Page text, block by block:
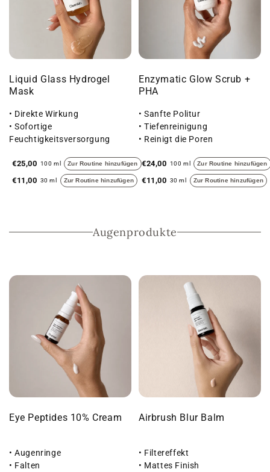
Liquid Glass Hydrogel
Mask
• Direkte Wirkung
• Sofortige
Feuchtigkeitsversorgung
€25,00 100 ml Zur Routine hinzufügen
€11,00 30 ml Zur Routine hinzufügen
Enzymatic Glow Scrub +
PHA
• Sanfte Politur
• Tiefenreinigung
• Reinigt die Poren
€24,00 100 ml Zur Routine hinzufügen
€11,00 30 ml Zur Routine hinzufügen
Augenprodukte
Eye Peptides 10% Cream
• Augenringe
• Falten
Airbrush Blur Balm
• Filtereffekt
• Mattes Finish